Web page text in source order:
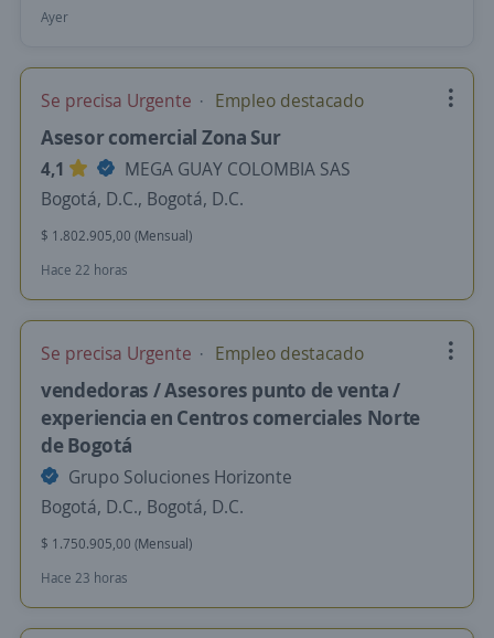
Ayer
Se precisa Urgente Empleo destacado
Asesor comercial Zona Sur
4,1
MEGA GUAY COLOMBIA SAS
Bogotá, D.C., Bogotá, D.C.
$ 1.802.905,00 (Mensual)
Hace 22 horas
Se precisa Urgente Empleo destacado
vendedoras / Asesores punto de venta /
experiencia en Centros comerciales Norte
de Bogotá
Grupo Soluciones Horizonte
Bogotá, D.C., Bogotá, D.C.
$ 1.750.905,00 (Mensual)
Hace 23 horas